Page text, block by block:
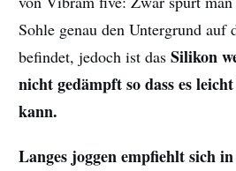
Sohle genau den Untergrund auf
befindet, jedoch ist das Silikon
nicht gedämpft so dass es
kann.
Langes joggen empfiehlt sich